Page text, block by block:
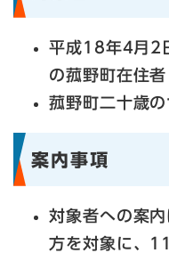
平成18年4月2
の菰野町在住者
菰野町二十歳
案内事項
対象者への案
方を対象に、